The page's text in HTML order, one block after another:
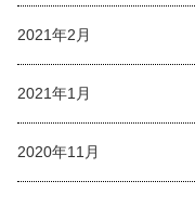
2021年2月
2021年1月
2020年11月